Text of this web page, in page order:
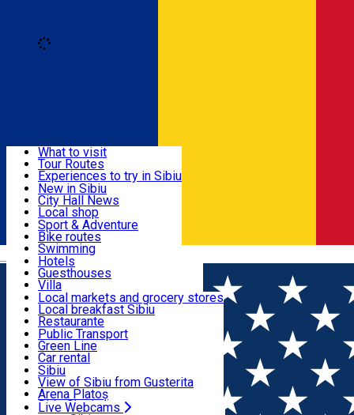
Română
Useful info
Activities & Adventure
Accommodation
Food, Drinks & Nightlife
Transport & Parking
Live Webcams
What to visit
Tour Routes
Experiences to try in Sibiu
Podcast
Culture
Museums
Churches
Parks, Zoo
County of Sibiu
New in Sibiu
City Hall News
Local shop
Sibiu artisans
Sibiul Verde
Public services
Education
How do I get to Sibiu
Tourist Info
Tour Guides
Guided tours
Publicații locale
Beauty salons
Sport & Adventure
Bike routes
Swimming
Riding
Indoor activities
Loc de joacă indoor
Loc de joacă outdoor
Ski
Ice skating
Yoga
Hotels
Guesthouses
Villa
Hostels
Motel
Camping
Renting rooms
Rooms for rent
Accommodation outside Sibiu
Local markets and grocery stores
Local breakfast Sibiu
Restaurante
Pizza
Fast Food
Coffee
Sweets
Pub, Bar
Night clubs
Bakeries
Public Transport
Green Line
Car rental
Rent a bike
Scooter rentals
Taxi
Ride Sharing
Sibiu
View of Sibiu from Gusterita
Arena Platoș
Live Webcams